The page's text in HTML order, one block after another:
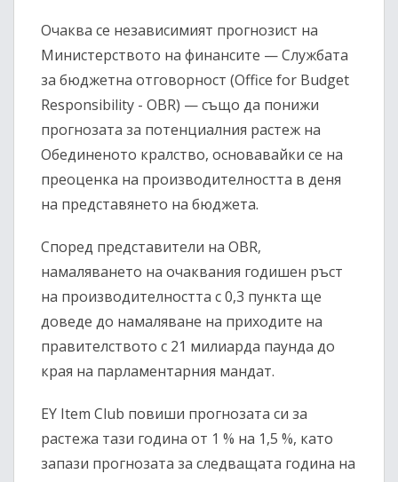
Очаква се независимият прогнозист на
Министерството на финансите — Службата
за бюджетна отговорност (Office for Budget
Responsibility - OBR) — също да понижи
прогнозата за потенциалния растеж на
Обединеното кралство, основавайки се на
преоценка на производителността в деня
на представянето на бюджета.
Според представители на OBR,
намаляването на очаквания годишен ръст
на производителността с 0,3 пункта ще
доведе до намаляване на приходите на
правителството с 21 милиарда паунда до
края на парламентарния мандат.
EY Item Club повиши прогнозата си за
растежа тази година от 1 % на 1,5 %, като
запази прогнозата за следващата година на